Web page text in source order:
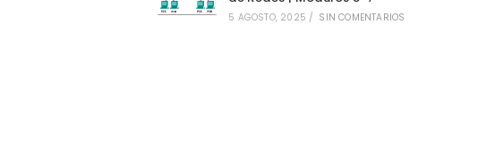
5 AGOSTO, 2025 / SIN COMENTARIOS